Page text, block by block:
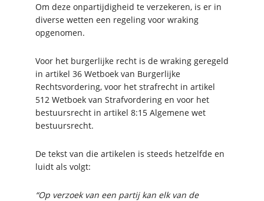
Om deze onpartijdigheid te verzekeren, is er in
diverse wetten een regeling voor wraking
opgenomen.
Voor het burgerlijke recht is de wraking geregeld
in artikel 36 Wetboek van Burgerlijke
Rechtsvordering, voor het strafrecht in artikel
512 Wetboek van Strafvordering en voor het
bestuursrecht in artikel 8:15 Algemene wet
bestuursrecht.
De tekst van die artikelen is steeds hetzelfde en
luidt als volgt:
“Op verzoek van een partij kan elk van de